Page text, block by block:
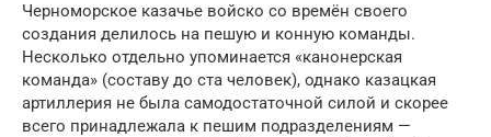
Черноморское казачье войско со времён своего
создания делилось на пешую и конную команды.
Несколько отдельно упоминается «канонерская
команда» (составу до ста человек), однако казацкая
артиллерия не была самодостаточной силой и скорее
всего принадлежала к пешим подразделениям —